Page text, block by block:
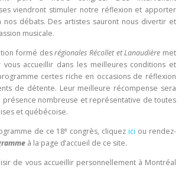
viendront stimuler notre réflexion et apporter
débats. Des artistes sauront nous divertir et
musicale.
formé desrégionales Récollet et Lanaudière met
accueillir dans les meilleures conditions et
certes riche en occasions de réflexion
de détente. Leur meilleure récompense sera
présence nombreuse et représentative de toutes
et québécoise.
de ce 18e congrès, cliquezici ou rendez-
à la page d’accueil de ce site.
de vous accueillir personnellement à Montréal